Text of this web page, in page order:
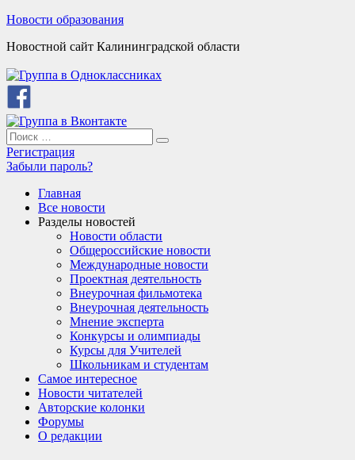
Skip
content
Новости образования
Новостной сайт Калининградской области
Search
for:
Search
Регистрация
Забыли пароль?
Главная
Все новости
Разделы новостей
Новости области
Общероссийские новости
Международные новости
Проектная деятельность
Внеурочная фильмотека
Внеурочная деятельность
Мнение эксперта
Конкурсы и олимпиады
Курсы для Учителей
Школьникам и студентам
Самое интересное
Новости читателей
Авторские колонки
Форумы
О редакции